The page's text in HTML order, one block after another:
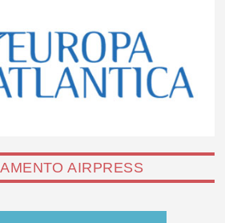
AIRPRESS